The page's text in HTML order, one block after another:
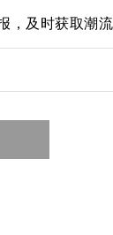
，及时获取潮